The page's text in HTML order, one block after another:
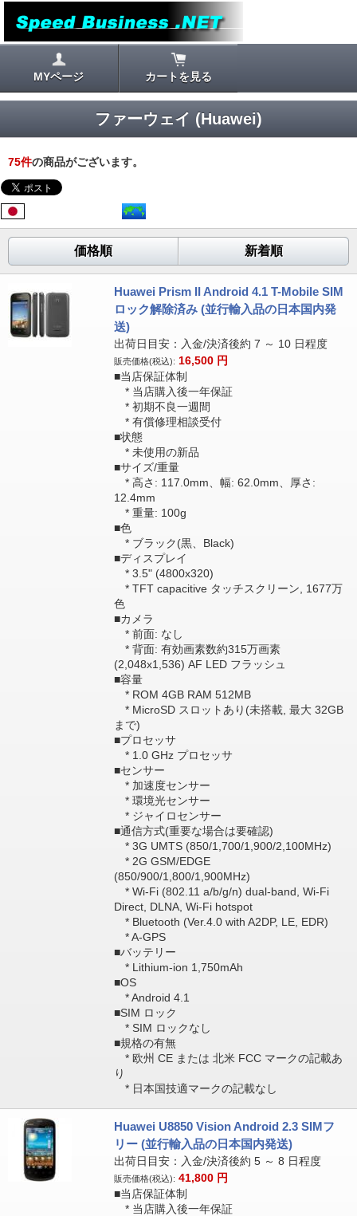
MYページ カートを見る
ファーウェイ (Huawei)
75件の商品がございます。
価格順 新着順
Huawei Prism II Android 4.1 T-Mobile SIM
ロック解除済み (並行輸入品の日本国内発
送)
出荷日目安：入金/決済後約 7 ～ 10 日程度
販売価格(税込): 16,500 円
■当店保証体制
* 当店購入後一年保証
* 初期不良一週間
* 有償修理相談受付
■状態
* 未使用の新品
■サイズ/重量
* 高さ: 117.0mm、幅: 62.0mm、厚さ:
12.4mm
* 重量: 100g
■色
* ブラック(黒、Black)
■ディスプレイ
* 3.5" (4800x320)
* TFT capacitive タッチスクリーン, 1677万
色
■カメラ
* 前面: なし
* 背面: 有効画素数約315万画素
(2,048x1,536) AF LED フラッシュ
■容量
* ROM 4GB RAM 512MB
* MicroSD スロットあり(未搭載, 最大 32GB
まで)
■プロセッサ
* 1.0 GHz プロセッサ
■センサー
* 加速度センサー
* 環境光センサー
* ジャイロセンサー
■通信方式(重要な場合は要確認)
* 3G UMTS (850/1,700/1,900/2,100MHz)
* 2G GSM/EDGE
(850/900/1,800/1,900MHz)
* Wi-Fi (802.11 a/b/g/n) dual-band, Wi-Fi
Direct, DLNA, Wi-Fi hotspot
* Bluetooth (Ver.4.0 with A2DP, LE, EDR)
* A-GPS
■バッテリー
* Lithium-ion 1,750mAh
■OS
* Android 4.1
■SIM ロック
* SIM ロックなし
■規格の有無
* 欧州 CE または 北米 FCC マークの記載あ
り
* 日本国技適マークの記載なし
Huawei U8850 Vision Android 2.3 SIMフ
リー (並行輸入品の日本国内発送)
出荷日目安：入金/決済後約 5 ～ 8 日程度
販売価格(税込): 41,800 円
■当店保証体制
* 当店購入後一年保証